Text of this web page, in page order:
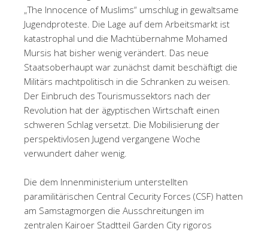
„The Innocence of Muslims“ umschlug in gewaltsame
Jugendproteste. Die Lage auf dem Arbeitsmarkt ist
katastrophal und die Machtübernahme Mohamed
Mursis hat bisher wenig verändert. Das neue
Staatsoberhaupt war zunächst damit beschäftigt die
Militärs machtpolitisch in die Schranken zu weisen.
Der Einbruch des Tourismussektors nach der
Revolution hat der ägyptischen Wirtschaft einen
schweren Schlag versetzt. Die Mobilisierung der
perspektivlosen Jugend vergangene Woche
verwundert daher wenig.
Die dem Innenministerium unterstellten
paramilitärischen Central Cecurity Forces (CSF) hatten
am Samstagmorgen die Ausschreitungen im
zentralen Kairoer Stadtteil Garden City rigoros